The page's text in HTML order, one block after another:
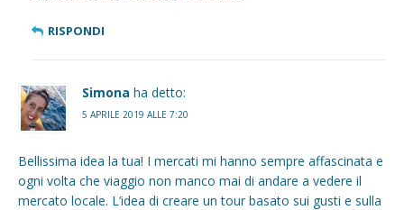
RISPONDI
Simona ha detto:
5 APRILE 2019 ALLE 7:20
Bellissima idea la tua! I mercati mi hanno sempre affascinata e
ogni volta che viaggio non manco mai di andare a vedere il
mercato locale. L’idea di creare un tour basato sui gusti e sulla